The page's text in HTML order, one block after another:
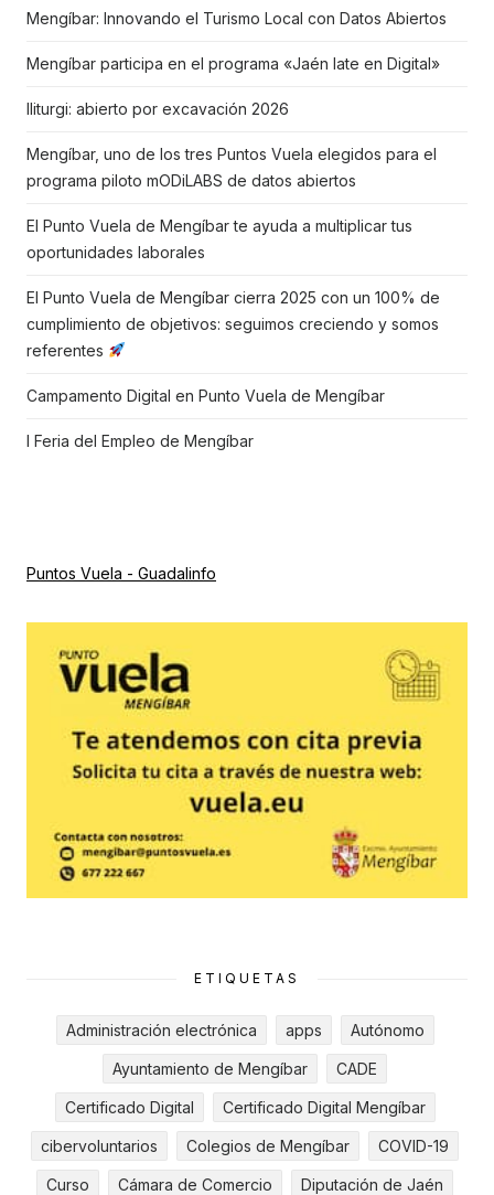
Mengíbar: Innovando el Turismo Local con Datos Abiertos
Mengíbar participa en el programa «Jaén late en Digital»
Iliturgi: abierto por excavación 2026
Mengíbar, uno de los tres Puntos Vuela elegidos para el
programa piloto mODiLABS de datos abiertos
El Punto Vuela de Mengíbar te ayuda a multiplicar tus
oportunidades laborales
El Punto Vuela de Mengíbar cierra 2025 con un 100% de
cumplimiento de objetivos: seguimos creciendo y somos
referentes
Campamento Digital en Punto Vuela de Mengíbar
I Feria del Empleo de Mengíbar
Puntos Vuela - Guadalinfo
ETIQUETAS
Administración electrónica apps Autónomo
Ayuntamiento de Mengíbar CADE
Certificado Digital Certificado Digital Mengíbar
cibervoluntarios Colegios de Mengíbar COVID-19
Curso Cámara de Comercio Diputación de Jaén